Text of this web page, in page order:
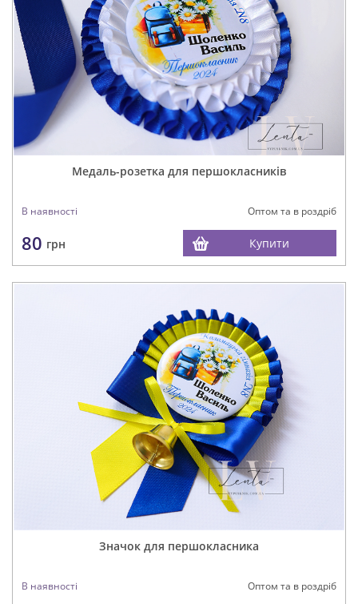
Медаль-розетка для першокласників
В наявності Оптом та в роздріб
80 грн Купити
Значок для першокласника
В наявності Оптом та в роздріб